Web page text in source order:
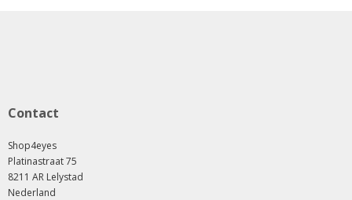
Contact
Shop4eyes
Platinastraat 75
8211 AR Lelystad
Nederland